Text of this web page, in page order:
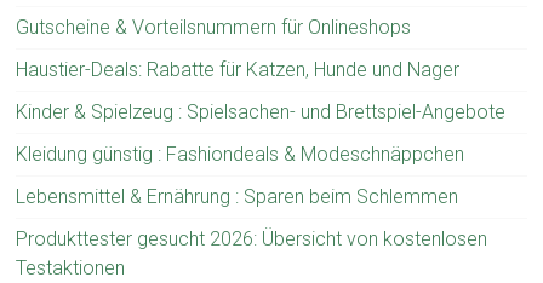
Gutscheine & Vorteilsnummern für Onlineshops
Haustier-Deals: Rabatte für Katzen, Hunde und Nager
Kinder & Spielzeug : Spielsachen- und Brettspiel-Angebote
Kleidung günstig : Fashiondeals & Modeschnäppchen
Lebensmittel & Ernährung : Sparen beim Schlemmen
Produkttester gesucht 2026: Übersicht von kostenlosen
Testaktionen